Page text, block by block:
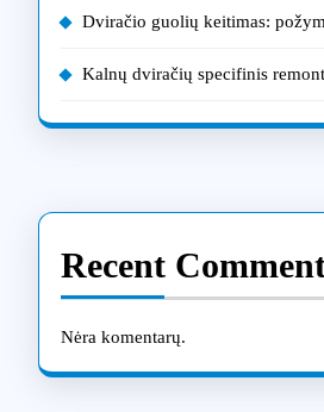
Dviračio guolių keitimas:
Kalnų dviračių specifinis
Recent
Nėra komentarų.